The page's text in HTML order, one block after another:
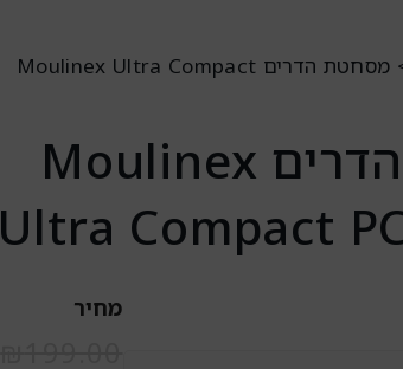
מסחטת ‏הדרים Moulinex Ultra Compact
מסחטת ‏הדרים Moulinex
Ultra Compact
מחיר